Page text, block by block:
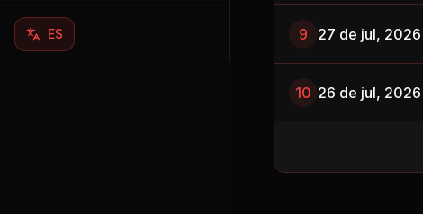
ES 9 27 de jul, 2026
10 26 de jul, 2026